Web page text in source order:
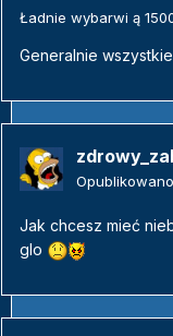
Ładnie wybarwi ą
Generalnie
Opublikowano
Jak chcesz mieć
glo